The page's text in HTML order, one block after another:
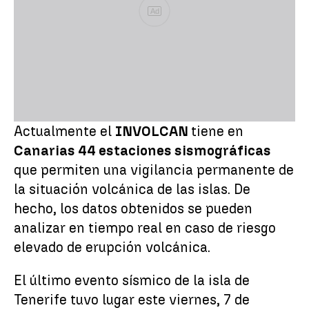
Ad
Actualmente el INVOLCAN tiene en
Canarias 44 estaciones sismográficas
que permiten una vigilancia permanente de
la situación volcánica de las islas. De
hecho, los datos obtenidos se pueden
analizar en tiempo real en caso de riesgo
elevado de erupción volcánica.
El último evento sísmico de la isla de
Tenerife tuvo lugar este viernes, 7 de